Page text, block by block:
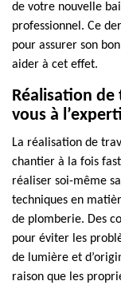
de votre nouvelle
professionnel. Ce
pour assurer son
aider à cet effet.
Réalisation de
vous à
La réalisation de
chantier à la fois
réaliser soi-même
techniques en
de plomberie. Des
pour éviter les
de lumière et
raison que les